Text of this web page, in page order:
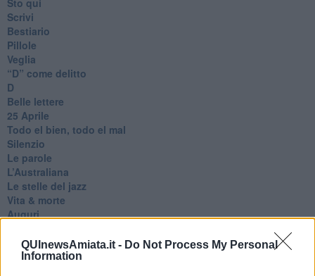
QUInewsAmiata.it - Do Not Process My Personal
Information
Scrivi
Bestiario
Pillole
Veglia
​“D” come delitto
D
Belle lettere
25 Aprile
Todo el bien, todo el mal
Silenzio
Le parole
​L’Australiana
Le stelle del jazz
Vita & morte
Auguri
Passanti
Continuando, la nonna e il carretto